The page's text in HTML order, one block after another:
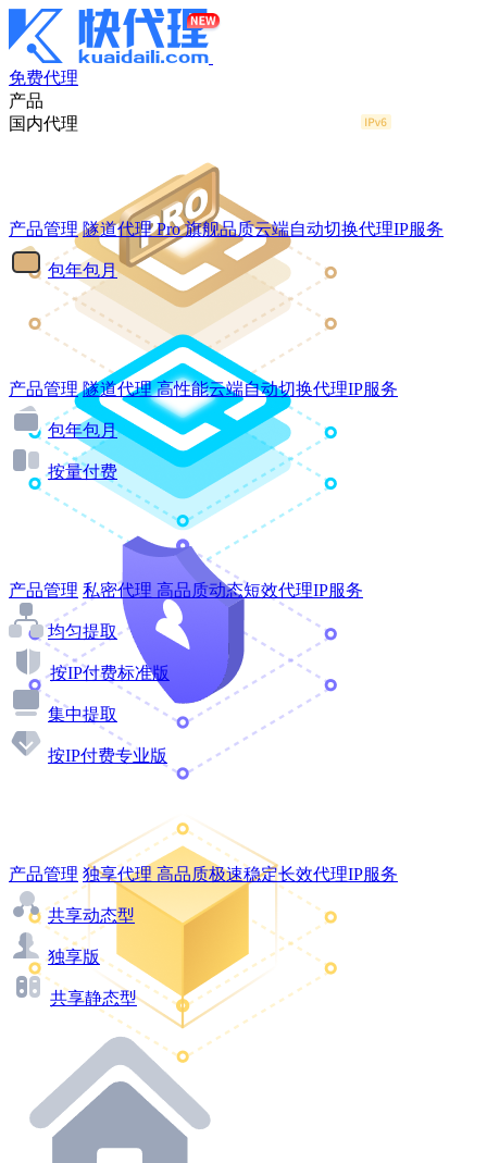
免费代理
产品
国内代理
产品管理 隧道代理Pro 旗舰品质云端自动切换代理IP服务
包年包月
产品管理 隧道代理 高性能云端自动切换代理IP服务
包年包月
按量付费
产品管理 私密代理 高品质动态短效代理IP服务
均匀提取
按IP付费标准版
集中提取
按IP付费专业版
产品管理 独享代理 高品质极速稳定长效代理IP服务
共享动态型
独享版
共享静态型